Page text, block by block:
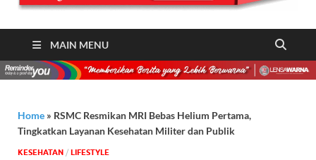
MAIN MENU
Home » RSMC Resmikan MRI Bebas Helium Pertama,
Tingkatkan Layanan Kesehatan Militer dan Publik
KESEHATAN / ‎LIFESTYLE